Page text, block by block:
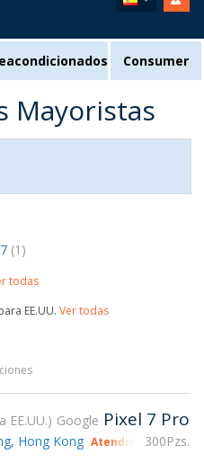
Consumer
Mayoristas
(1)
todas
EE.UU. Ver todas
EE.UU. Google Pixel 7 Pro
300Pzs.
Hong Kong Atendiendo gsmX